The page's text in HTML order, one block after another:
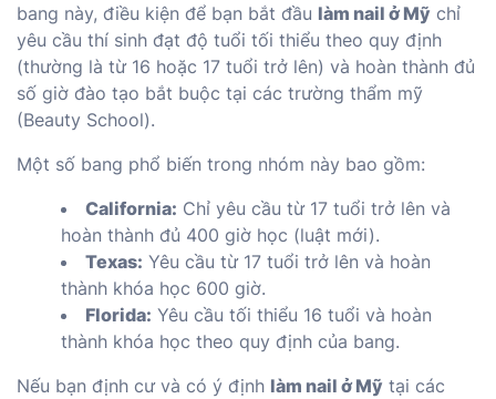
bang này, điều kiện để bạn bắt đầu làm nail ở Mỹ chỉ
yêu cầu thí sinh đạt độ tuổi tối thiểu theo quy định
(thường là từ 16 hoặc 17 tuổi trở lên) và hoàn thành đủ
số giờ đào tạo bắt buộc tại các trường thẩm mỹ
(Beauty School).
Một số bang phổ biến trong nhóm này bao gồm:
California: Chỉ yêu cầu từ 17 tuổi trở lên và
hoàn thành đủ 400 giờ học (luật mới).
Texas: Yêu cầu từ 17 tuổi trở lên và hoàn
thành khóa học 600 giờ.
Florida: Yêu cầu tối thiểu 16 tuổi và hoàn
thành khóa học theo quy định của bang.
Nếu bạn định cư và có ý định làm nail ở Mỹ tại các